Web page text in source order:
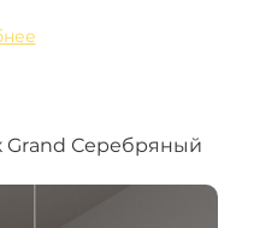
Серебряный